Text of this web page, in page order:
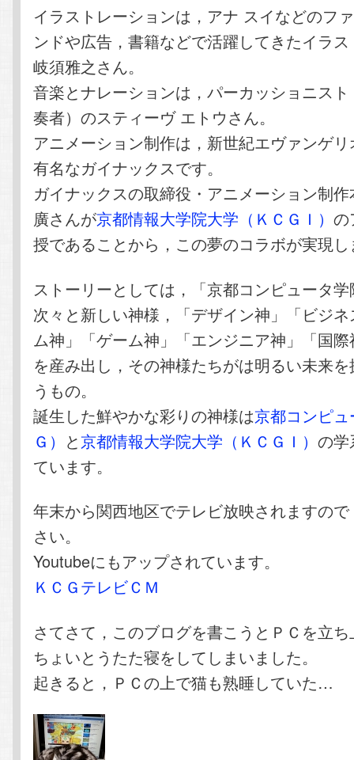
イラストレーションは，アナ スイなどのフ
ンドや広告，書籍などで活躍してきたイラ
岐須雅之さん。
音楽とナレーションは，パーカッショニス
奏者）のスティーヴ エトウさん。
アニメーション制作は，新世紀エヴァンゲ
有名なガイナックスです。
ガイナックスの取締役・アニメーション制
廣さんが京都情報大学院大学（ＫＣＧＩ）の
授であることから，この夢のコラボが実現
ストーリーとしては，「京都コンピュータ
次々と新しい神様，「デザイン神」「ビジ
ム神」「ゲーム神」「エンジニア神」「国
を産み出し，その神様たちがは明るい未来
うもの。
誕生した鮮やかな彩りの神様は京都コンピ
Ｇ） と京都情報大学院大学（ＫＣＧＩ）の学
ています。
年末から関西地区でテレビ放映されますの
さい。
Youtubeにもアップされています。
ＫＣＧテレビＣＭ
さてさて，このブログを書こうとＰＣを立
ちょいとうたた寝をしてしまいました。
起きると，ＰＣの上で猫も熟睡していた…